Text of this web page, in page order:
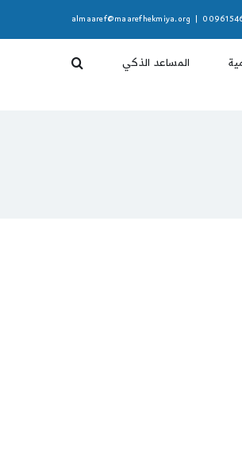
almaaref@maarefhekmiya.org
المساعد الذكي